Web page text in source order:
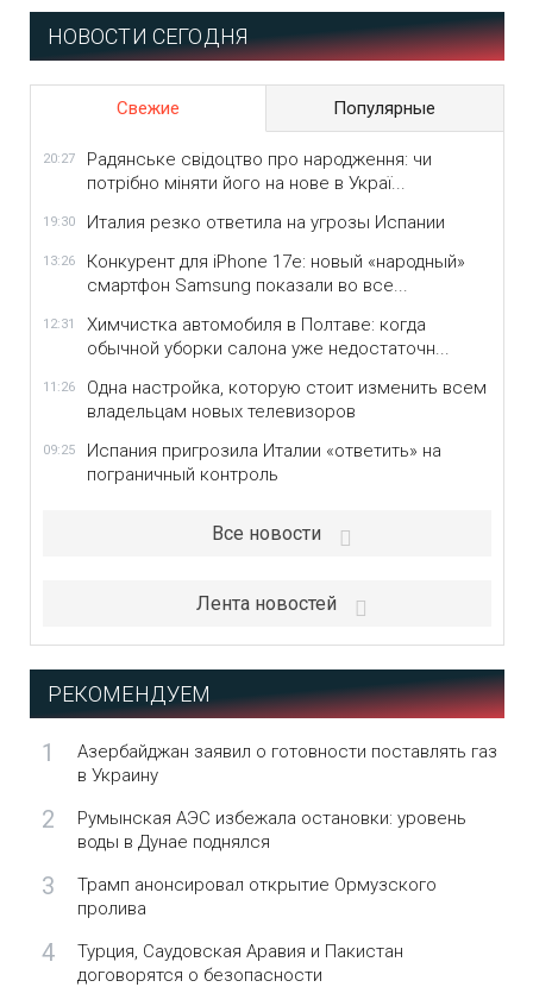
НОВОСТИ СЕГОДНЯ
Свежие Популярные
20:27
Радянське свідоцтво про народження: чи
потрібно міняти його на нове в Украї...
19:30 Италия резко ответила на угрозы Испании
13:26
Конкурент для iPhone 17e: новый «народный»
смартфон Samsung показали во все...
12:31
Химчистка автомобиля в Полтаве: когда
обычной уборки салона уже недостаточн...
11:26
Одна настройка, которую стоит изменить всем
владельцам новых телевизоров
09:25
Испания пригрозила Италии «ответить» на
пограничный контроль
Все новости
Лента новостей
РЕКОМЕНДУЕМ
1
Азербайджан заявил о готовности поставлять газ
в Украину
2
Румынская АЭС избежала остановки: уровень
воды в Дунае поднялся
3
Трамп анонсировал открытие Ормузского
пролива
4
Турция, Саудовская Аравия и Пакистан
договорятся о безопасности